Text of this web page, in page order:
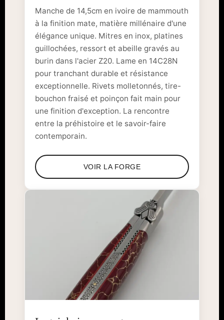
Manche de 14,5cm en ivoire de mammouth
à la finition mate, matière millénaire d'une
élégance unique. Mitres en inox, platines
guillochées, ressort et abeille gravés au
burin dans l'acier Z20. Lame en 14C28N
pour tranchant durable et résistance
exceptionnelle. Rivets molletonnés, tire-
bouchon fraisé et poinçon fait main pour
une finition d'exception. La rencontre
entre la préhistoire et le savoir-faire
contemporain.
VOIR LA FORGE